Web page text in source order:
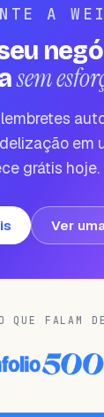
A
sem
em
grátis hoje.
Ver
QUE FALAM